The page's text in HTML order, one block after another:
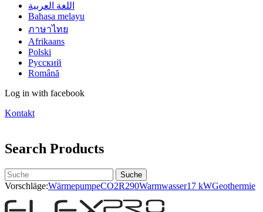
اللغة العربية
Bahasa melayu
ภาษาไทย
Afrikaans
Polski
Русский
Română
Log in with facebook
Kontakt
Search Products
Suche
Vorschläge:WärmepumpeCO2R290Warmwasser17 kWGeothermie